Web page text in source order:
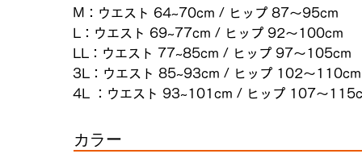
M：ウエスト 64~70cm / ヒップ 87～95cm
L：ウエスト 69~77cm / ヒップ 92～100cm
LL：ウエスト 77~85cm / ヒップ 97～105cm
3L：ウエスト 85~93cm / ヒップ 102～110cm
4L ：ウエスト 93~101cm / ヒップ 107～
カラー